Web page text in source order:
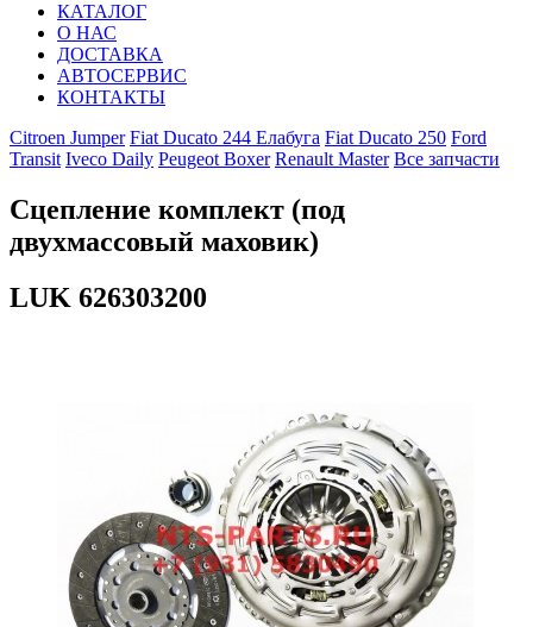
КАТАЛОГ
О НАС
ДОСТАВКА
АВТОСЕРВИС
КОНТАКТЫ
Citroen Jumper Fiat Ducato 244 Елабуга Fiat Ducato 250 Ford
Transit Iveco Daily Peugeot Boxer Renault Master Все запчасти
Сцепление комплект (под
двухмассовый маховик)
LUK 626303200